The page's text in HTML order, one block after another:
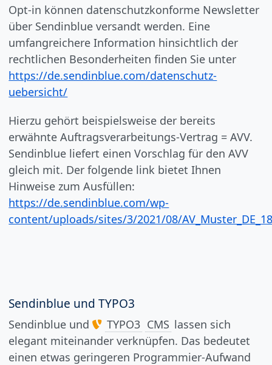
Opt-in können datenschutzkonforme Newsletter
über Sendinblue versandt werden. Eine
umfangreichere Information hinsichtlich der
rechtlichen Besonderheiten finden Sie unter
https://de.sendinblue.com/datenschutz-
uebersicht/
Hierzu gehört beispielsweise der bereits
erwähnte Auftragsverarbeitungs-Vertrag = AVV.
Sendinblue liefert einen Vorschlag für den AVV
gleich mit. Der folgende link bietet Ihnen
Hinweise zum Ausfüllen:
https://de.sendinblue.com/wp-
content/uploads/sites/3/2021/08/
Sendinblue und TYPO3
Sendinblue und TYPO3 CMS lassen sich
elegant miteinander verknüpfen. Das bedeutet
einen etwas geringeren Programmier-Aufwand